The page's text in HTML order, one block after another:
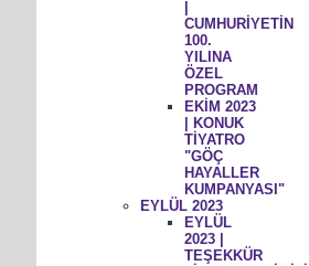
CUMHURİYETİN
100.
YILINA
ÖZEL
PROGRAM
EKİM 2023
| KONUK
TİYATRO
"GÖÇ
HAYALLER
KUMPANYASI"
EYLÜL 2023
EYLÜL
2023 |
TEŞEKKÜR